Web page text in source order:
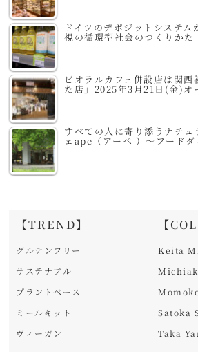
ドイツのデポジットシステム
視の循環型社会のつくりかた
ビオラルカフェ併設店は関西
た店」2025年3月21日(金)オ
すべての人に寄り添うナチュ
ェape（アーペ ）～フードダ
【TREND】
グルテンフリー
サステナブル
プラントベース
ミールキット
ヴィーガン
【
Keita
Satoka
Taka